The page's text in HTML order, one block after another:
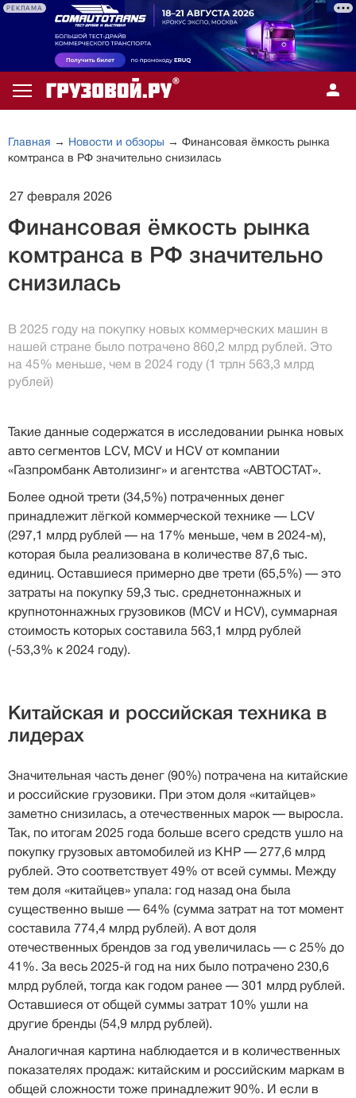
РЕКЛАМА
Главная → Новости и обзоры → Финансовая ёмкость рынка
комтранса в РФ значительно снизилась
27 февраля 2026
Финансовая ёмкость рынка
комтранса в РФ значительно
снизилась
В 2025 году на покупку новых коммерческих машин в
нашей стране было потрачено 860,2 млрд рублей. Это
на 45% меньше, чем в 2024 году (1 трлн 563,3 млрд
рублей)
Такие данные содержатся в исследовании рынка новых
авто сегментов LCV, MCV и HCV от компании
«Газпромбанк Автолизинг» и агентства «АВТОСТАТ».
Более одной трети (34,5%) потраченных денег
принадлежит лёгкой коммерческой технике — LCV
(297,1 млрд рублей — на 17% меньше, чем в 2024-м),
которая была реализована в количестве 87,6 тыс.
единиц. Оставшиеся примерно две трети (65,5%) — это
затраты на покупку 59,3 тыс. среднетоннажных и
крупнотоннажных грузовиков (MCV и HCV), суммарная
стоимость которых составила 563,1 млрд рублей
(-53,3% к 2024 году).
Китайская и российская техника в
лидерах
Значительная часть денег (90%) потрачена на китайские
и российские грузовики. При этом доля «китайцев»
заметно снизилась, а отечественных марок — выросла.
Так, по итогам 2025 года больше всего средств ушло на
покупку грузовых автомобилей из КНР — 277,6 млрд
рублей. Это соответствует 49% от всей суммы. Между
тем доля «китайцев» упала: год назад она была
существенно выше — 64% (сумма затрат на тот момент
составила 774,4 млрд рублей). А вот доля
отечественных брендов за год увеличилась — с 25% до
41%. За весь 2025-й год на них было потрачено 230,6
млрд рублей, тогда как годом ранее — 301 млрд рублей.
Оставшиеся от общей суммы затрат 10% ушли на
другие бренды (54,9 млрд рублей).
Аналогичная картина наблюдается и в количественных
показателях продаж: китайским и российским маркам в
общей сложности тоже принадлежит 90%. И если в